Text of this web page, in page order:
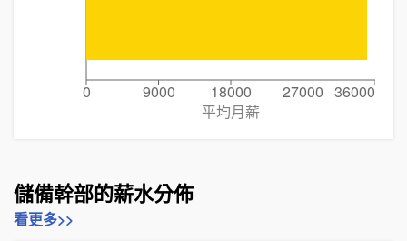
0 9000 18000 27000 36000
平均月薪
儲備幹部的薪水分佈
看更多>>